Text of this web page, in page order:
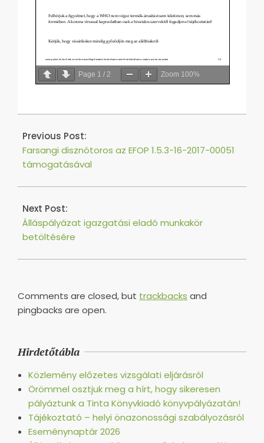
Page 1 / 2 Zoom 100%
2020-
13
Previous Post:
Farsangi disznótoros az EFOP 1.5.3-16-2017-00051
támogatásával
Next Post:
Álláspályázat igazgatási eladó munkakör
betöltésére
Comments are closed, but trackbacks and
pingbacks are open.
Hirdetőtábla
Közlemény előzetes vizsgálati eljárásról
Örömmel osztjuk meg a hírt, hogy sikeresen
pályáztunk a Tinta Könyvkiadó könyvpályázatán!
Tájékoztató – helyi önazonossági szabályozásról
Eseménynaptár 2026